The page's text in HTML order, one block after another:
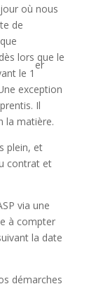
où nous
de
lors que le
le 1
er
exception
Il
la matière.
plein, et
contrat et
via une
à compter
la date
démarches